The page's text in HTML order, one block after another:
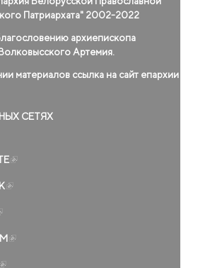
Патриархата" 2002-2022
архиепископа
Артемия.
материалов ссылка на сайт епархии
СЕТЯХ